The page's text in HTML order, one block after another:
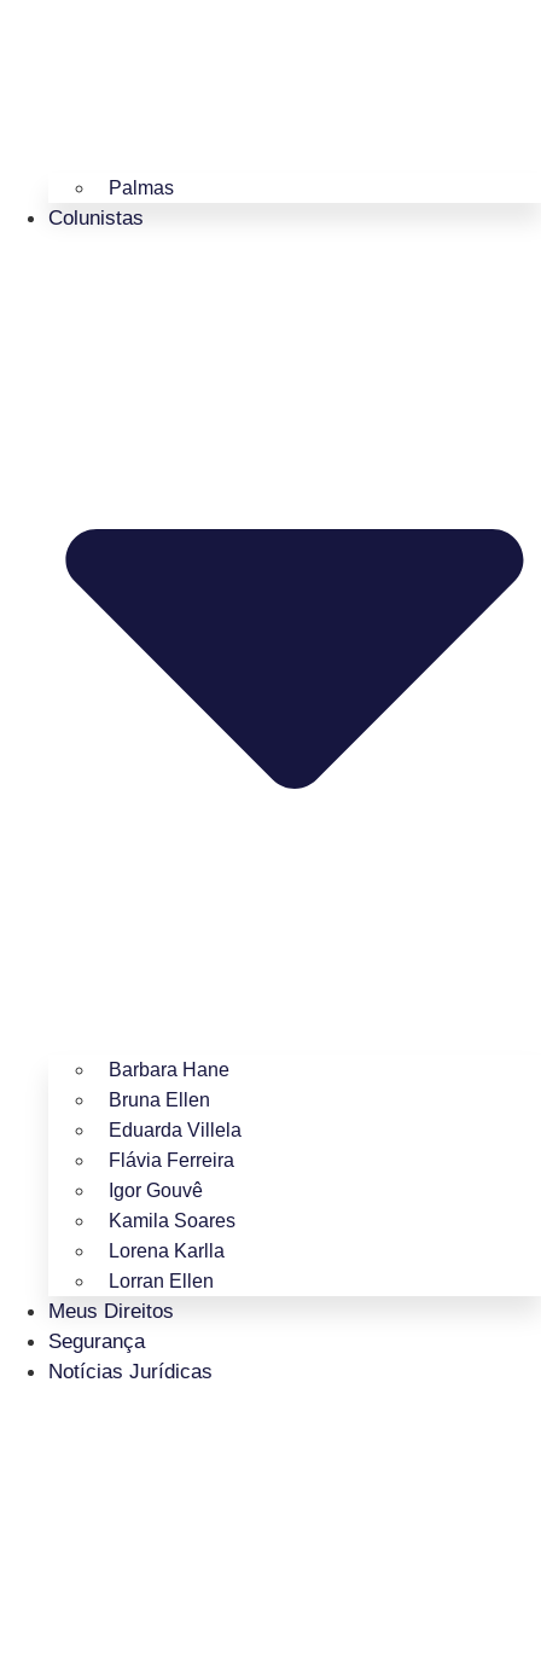
Palmas
Colunistas
Barbara Hane
Bruna Ellen
Eduarda Villela
Flávia Ferreira
Igor Gouvê
Kamila Soares
Lorena Karlla
Lorran Ellen
Meus Direitos
Segurança
Notícias Jurídicas